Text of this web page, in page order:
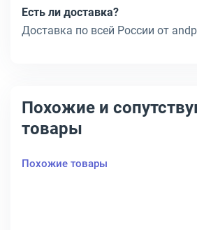
Есть ли доставка?
Доставка по всей России от
Похожие и
товары
Похожие товары